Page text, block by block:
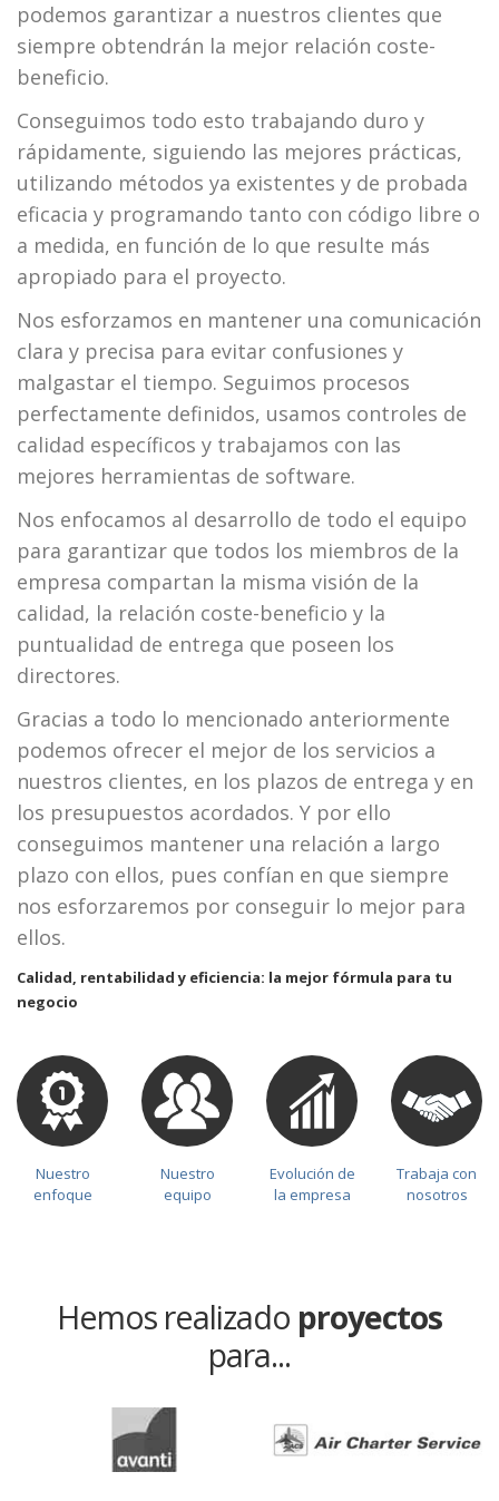
podemos garantizar a nuestros clientes que
siempre obtendrán la mejor relación coste-
beneficio.
Conseguimos todo esto trabajando duro y
rápidamente, siguiendo las mejores prácticas,
utilizando métodos ya existentes y de probada
eficacia y programando tanto con código libre o
a medida, en función de lo que resulte más
apropiado para el proyecto.
Nos esforzamos en mantener una comunicación
clara y precisa para evitar confusiones y
malgastar el tiempo. Seguimos procesos
perfectamente definidos, usamos controles de
calidad específicos y trabajamos con las
mejores herramientas de software.
Nos enfocamos al desarrollo de todo el equipo
para garantizar que todos los miembros de la
empresa compartan la misma visión de la
calidad, la relación coste-beneficio y la
puntualidad de entrega que poseen los
directores.
Gracias a todo lo mencionado anteriormente
podemos ofrecer el mejor de los servicios a
nuestros clientes, en los plazos de entrega y en
los presupuestos acordados. Y por ello
conseguimos mantener una relación a largo
plazo con ellos, pues confían en que siempre
nos esforzaremos por conseguir lo mejor para
ellos.
Calidad, rentabilidad y eficiencia: la mejor fórmula para tu
negocio
Nuestro
enfoque
Nuestro
equipo
Evolución de
la empresa
Trabaja con
nosotros
Hemos realizado proyectos
para...